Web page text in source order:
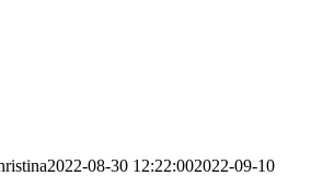
2022-08-30 12:22:002022-09-10